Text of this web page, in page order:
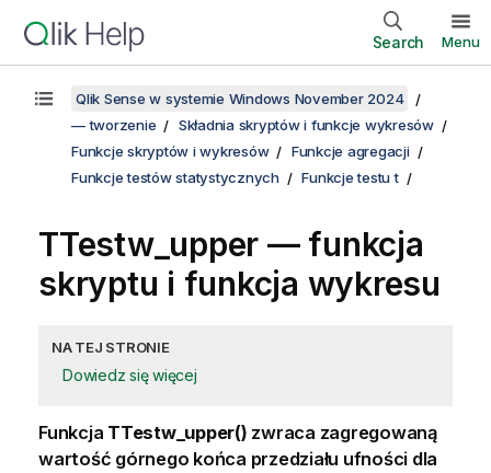
Search Menu
Qlik Sense w systemie Windows November 2024
— tworzenie
Składnia skryptów i funkcje wykresów
Funkcje skryptów i wykresów
Funkcje agregacji
Funkcje testów statystycznych
Funkcje testu t
TTestw_upper — funkcja
skryptu i funkcja wykresu
NA TEJ STRONIE
Dowiedz się więcej
Funkcja TTestw_upper() zwraca zagregowaną
wartość górnego końca przedziału ufności dla